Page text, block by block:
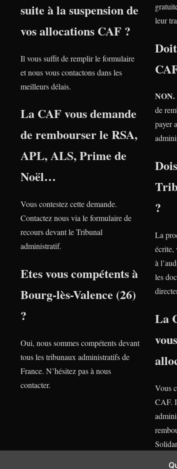
suite à la suspension de
vos allocations CAF ?
Il vous suffit de remplir le formulaire
et nous vous contactons dans les
meilleurs délais.
La CAF vous demande
de rembourser le RSA,
APL, ALS, Prime de
Noël…
Vous contestez cette demande.
Contactez nous via le formulaire de
recours devant le Tribunal
administratif.
Etes vous compétents à
Bourg-lès-Valence (26)
?
Oui, nous sommes compétents devant
tous les tribunaux administratifs de
France. N’hésitez pas à nous
contacter.
leur
NON.
de
payer
?
La
écrite,
à
les
La
Vous
CAF.